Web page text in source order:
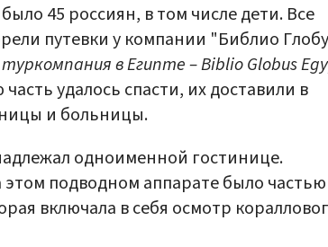
45 россиян, в том числе дети. Все
путевки у компании "Библио
в Египте – Biblio Globus
удалось спасти, их доставили в
и больницы.
одноименной гостинице.
подводном аппарате было частью
включала в себя осмотр